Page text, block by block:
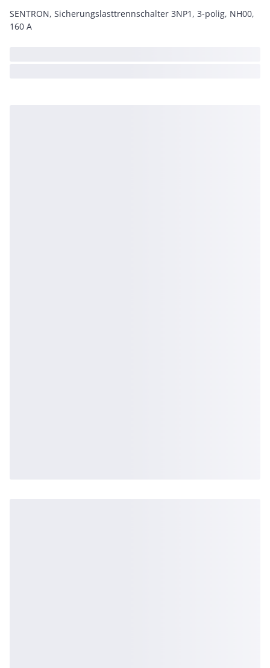
SENTRON, Sicherungslasttrennschalter 3NP1, 3-polig, NH00,
160 A